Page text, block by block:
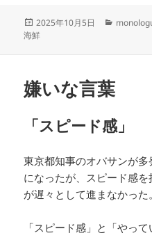
投
稿
2025年10月5日
カ
海鮮
嫌いな言葉
「スピード感」
東京都知事のオバサンが
になったが、スピード感
が遅々として進まなかった。
「スピード感」と「やっ